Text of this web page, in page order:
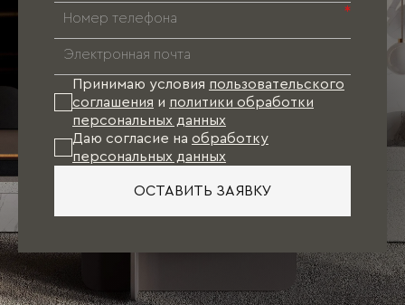
*
Принимаю условия пользовательского
соглашения и политики обработки
персональных данных
Даю согласие на обработку
персональных данных
ОСТАВИТЬ ЗАЯВКУ